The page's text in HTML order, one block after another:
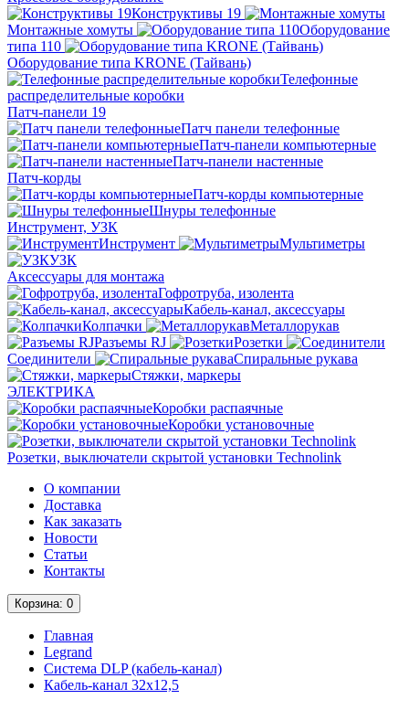
Конструктивы 19
Монтажные хомуты
Оборудование
типа 110
Оборудование типа KRONE (Тайвань)
Телефонные
распределительные коробки
Патч-панели 19
Патч панели телефонные
Патч-панели компьютерные
Патч-панели настенные
Патч-корды
Патч-корды компьютерные
Шнуры телефонные
Инструмент, УЗК
Инструмент
Мультиметры
УЗК
Аксессуары для монтажа
Гофротруба, изолента
Кабель-канал, аксессуары
Колпачки
Металлорукав
Разъемы RJ
Розетки
Соединители
Спиральные рукава
Стяжки, маркеры
ЭЛЕКТРИКА
Коробки распаячные
Коробки установочные
Розетки, выключатели скрытой установки Technolink
О компании
Доставка
Как заказать
Новости
Статьи
Контакты
Корзина: 0
Главная
Legrand
Система DLP (кабель-канал)
Кабель-канал 32х12,5